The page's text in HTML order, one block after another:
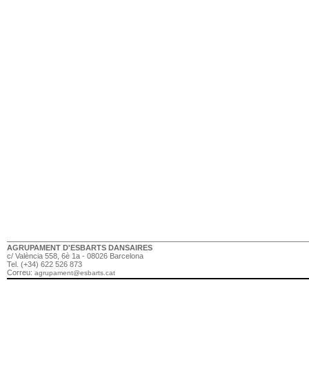
AGRUPAMENT D'ESBARTS DANSAIRES
c/ València 558, 6è 1a - 08026 Barcelona
Tel. (+34) 622 526 873
Correu: agrupament@esbarts.cat